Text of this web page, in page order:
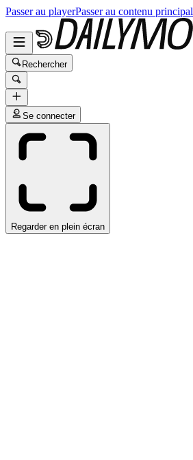
Passer au playerPasser au contenu principal
Rechercher
Se connecter
Regarder en plein écran